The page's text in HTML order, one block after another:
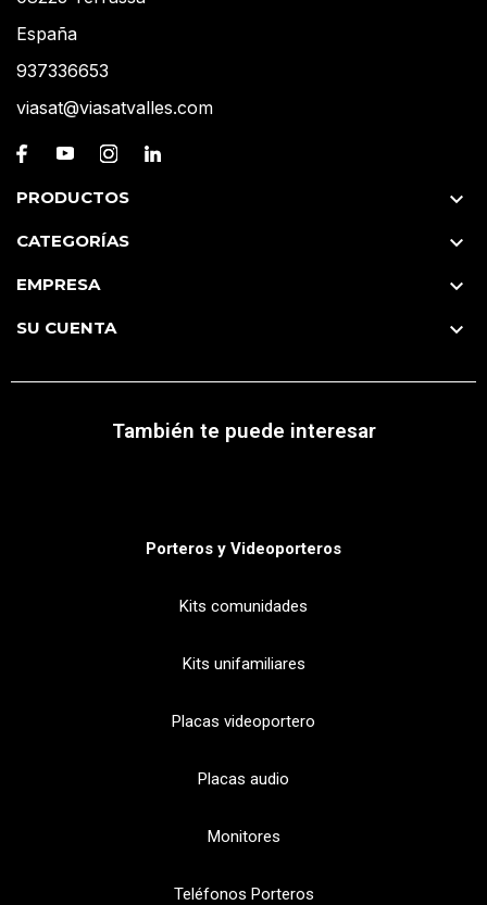
España
937336653
viasat@viasatvalles.com
PRODUCTOS 
CATEGORÍAS 
EMPRESA 
SU CUENTA 
También te puede interesar
Porteros y Videoporteros
Kits comunidades
Kits unifamiliares
Placas videoportero
Placas audio
Monitores
Teléfonos Porteros